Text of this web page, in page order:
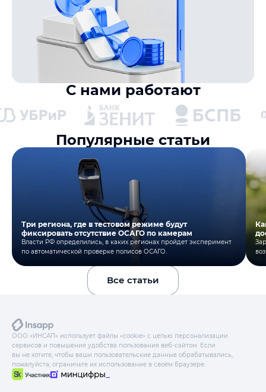
С нами работают
Популярные статьи
Три региона, где в тестовом режиме будут
фиксировать отсутствие ОСАГО по камерам
Власти РФ определились, в каких регионах пройдет эксперимент
по автоматической проверке полисов ОСАГО.
Все статьи
ООО «ИНСАП» использует файлы «cookie» с целью персонализации
сервисов и повышения удобства пользования веб-сайтом. Если
вы не хотите, чтобы ваши пользовательские данные обрабатывались,
пожалуйста, ограничьте их использование в своём браузере.